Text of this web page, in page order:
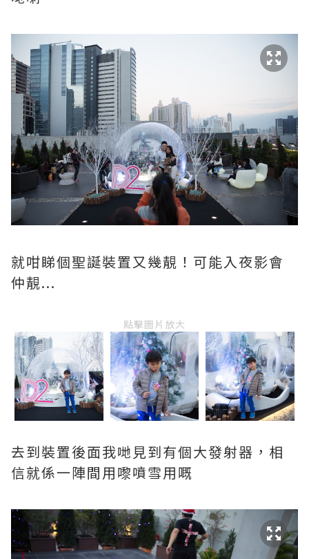
就咁睇個聖誕裝置又幾靚！可能入夜影會
仲靚...
點擊圖片放大
去到裝置後面我哋見到有個大發射器，相
信就係一陣間用嚟噴雪用嘅